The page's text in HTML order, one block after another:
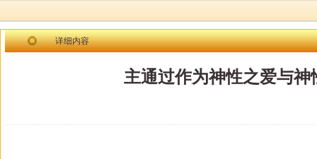
详细内容
主通过作为神性之爱与